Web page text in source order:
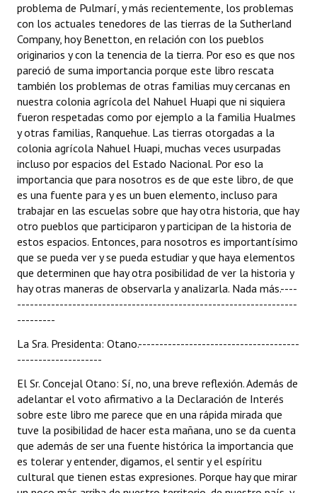
problema de Pulmarí, y más recientemente, los problemas
con los actuales tenedores de las tierras de la Sutherland
Company, hoy Benetton, en relación con los pueblos
originarios y con la tenencia de la tierra. Por eso es que nos
pareció de suma importancia porque este libro rescata
también los problemas de otras familias muy cercanas en
nuestra colonia agrícola del Nahuel Huapi que ni siquiera
fueron respetadas como por ejemplo a la familia Hualmes
y otras familias, Ranquehue. Las tierras otorgadas a la
colonia agrícola Nahuel Huapi, muchas veces usurpadas
incluso por espacios del Estado Nacional. Por eso la
importancia que para nosotros es de que este libro, de que
es una fuente para y es un buen elemento, incluso para
trabajar en las escuelas sobre que hay otra historia, que hay
otro pueblos que participaron y participan de la historia de
estos espacios. Entonces, para nosotros es importantísimo
que se pueda ver y se pueda estudiar y que haya elementos
que determinen que hay otra posibilidad de ver la historia y
hay otras maneras de observarla y analizarla. Nada más.----
------------------------------------------------------------------
---------
La Sra. Presidenta: Otano.--------------------------------------
--------------------
El Sr. Concejal Otano: Sí, no, una breve reflexión. Además de
adelantar el voto afirmativo a la Declaración de Interés
sobre este libro me parece que en una rápida mirada que
tuve la posibilidad de hacer esta mañana, uno se da cuenta
que además de ser una fuente histórica la importancia que
es tolerar y entender, digamos, el sentir y el espíritu
cultural que tienen estas expresiones. Porque hay que mirar